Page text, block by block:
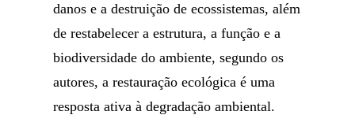
danos e a destruição de ecossistemas, além
de restabelecer a estrutura, a função e a
biodiversidade do ambiente, segundo os
autores, a restauração ecológica é uma
resposta ativa à degradação ambiental.